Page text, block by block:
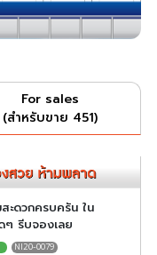
For sales
(สำหรับขาย 451)
ะดวกครบครัน ใน
ๆ รีบจองเลย
NI20-0079